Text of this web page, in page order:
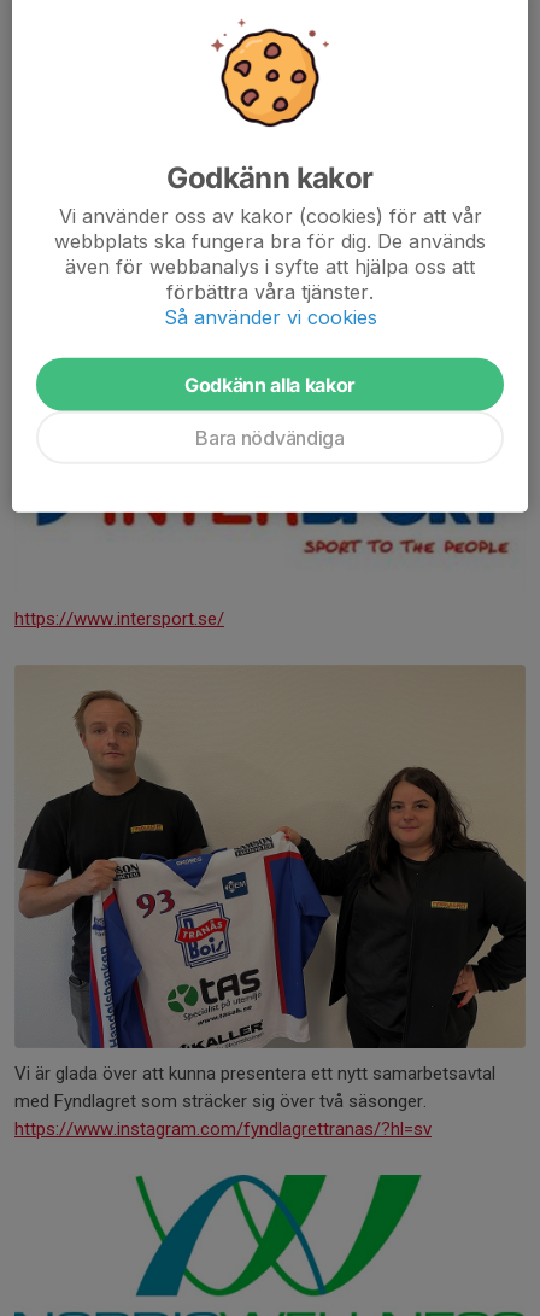
https://www.trania.se/default.asp
https://www.g2brokonsult.se/
https://www.intersport.se/
Vi är glada över att kunna presentera ett nytt samarbetsavtal
med Fyndlagret som sträcker sig över två säsonger.
https://www.instagram.com/fyndlagrettranas/?hl=sv
Godkänn kakor
Vi använder oss av kakor (cookies) för att vår
webbplats ska fungera bra för dig. De används
även för webbanalys i syfte att hjälpa oss att
förbättra våra tjänster.
Så använder vi cookies
Godkänn alla kakor
Bara nödvändiga